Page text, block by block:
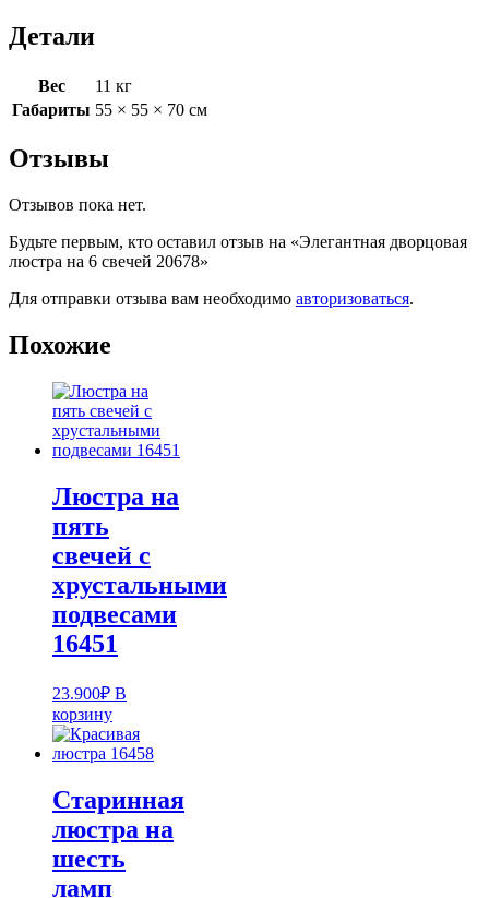
Детали
Вес
11 кг
Габариты 55 × 55 × 70 см
Отзывы
Отзывов пока нет.
Будьте первым, кто оставил отзыв на «Элегантная дворцовая
люстра на 6 свечей 20678»
Для отправки отзыва вам необходимо авторизоваться.
Похожие
Люстра на
пять
свечей с
хрустальными
подвесами
16451
23.900₽ В
корзину
Старинная
люстра на
шесть
ламп